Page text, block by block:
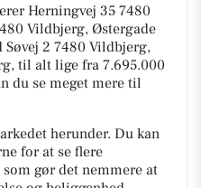
Herningvej 35 7480
Vildbjerg, Østergade
2 7480 Vildbjerg,
til alt lige fra 7.695.000
du se meget mere til
herunder. Du kan
for at se flere
gør det nemmere at